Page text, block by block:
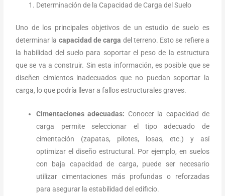
Determinación de la Capacidad de Carga del Suelo
Uno de los principales objetivos de un estudio de suelo es
determinar la capacidad de carga del terreno. Esto se refiere a
la habilidad del suelo para soportar el peso de la estructura
que se va a construir. Sin esta información, es posible que se
diseñen cimientos inadecuados que no puedan soportar la
carga, lo que podría llevar a fallos estructurales graves.
Cimentaciones adecuadas: Conocer la capacidad de
carga permite seleccionar el tipo adecuado de
cimentación (zapatas, pilotes, losas, etc.) y así
optimizar el diseño estructural. Por ejemplo, en suelos
con baja capacidad de carga, puede ser necesario
utilizar cimentaciones más profundas o reforzadas
para asegurar la estabilidad del edificio.